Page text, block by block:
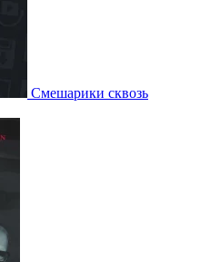
Смешарики сквозь